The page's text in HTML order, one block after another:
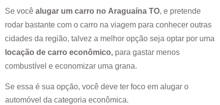
Se você alugar um carro no Araguaína TO, e pretende
rodar bastante com o carro na viagem para conhecer outras
cidades da região, talvez a melhor opção seja optar por uma
locação de carro econômico, para gastar menos
combustível e economizar uma grana.
Se essa é sua opção, você deve ter foco em alugar o
automóvel da categoria econômica.